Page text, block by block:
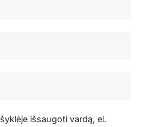
išsaugoti vardą, el.